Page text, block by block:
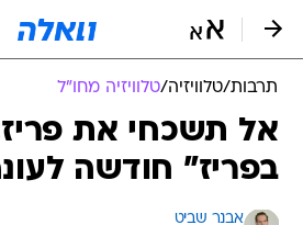
תרבות/טלוויזיה/טלוויזיה מחו"ל
אל תשכחי את
בפריז" חודשה
אבנר שביט